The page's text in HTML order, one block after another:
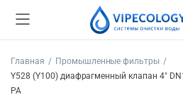
Главная
Промышленные фильтры
Y528 (Y100) диафрагменный клапан 4″
PA